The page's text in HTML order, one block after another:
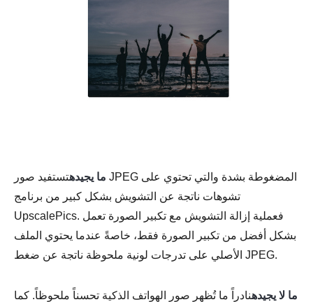
ما يجيدهتستفيد صور JPEG المضغوطة بشدة والتي تحتوي على
تشوهات ناتجة عن التشويش بشكل كبير من برنامج
UpscalePics. فعملية إزالة التشويش مع تكبير الصورة تعمل
بشكل أفضل من تكبير الصورة فقط، خاصةً عندما يحتوي الملف
الأصلي على تدرجات لونية ملحوظة ناتجة عن ضغط JPEG.
ما لا يجيدهنادراً ما تُظهر صور الهواتف الذكية تحسناً ملحوظاً. كما